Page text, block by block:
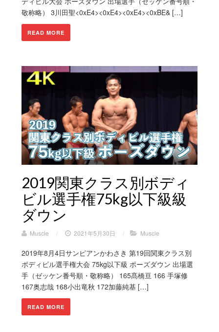
敬称略） 3川田聖<0xE4><0xE4><0xE4><0xBE& […]
READ MORE
2019関東クラス別ボディ
ビル選手権75kg以下級級
ダウン
Muscle / 2021年5月30日 / Muscle
2019年8月4日サンピアンかわさき 第19回関東クラス別
ボディビル選手権大会 75kg以下級 ポーズダウン 出場選
手（ゼッケン番号順・敬称略） 165髙橋亘 166 手塚修
167奥志哉 168小出竜秋 172加藤純基 […]
READ MORE